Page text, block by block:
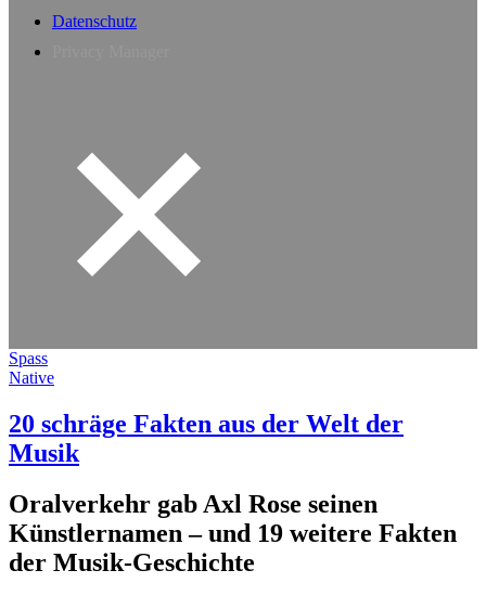
Datenschutz
Spass
Native
20 schräge Fakten aus der Welt der
Musik
Oralverkehr gab Axl Rose seinen
Künstlernamen – und 19 weitere Fakten
der Musik-Geschichte